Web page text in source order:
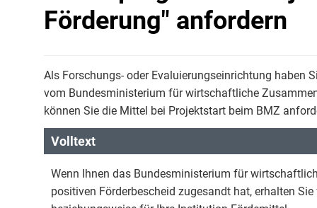
Förderung" anfordern
Als Forschungs- oder Evaluierungseinrichtung haben
vom Bundesministerium für wirtschaftliche
können Sie die Mittel bei Projektstart beim BMZ
Volltext
Wenn Ihnen das Bundesministerium für
positiven Förderbescheid zugesandt hat, erhalten